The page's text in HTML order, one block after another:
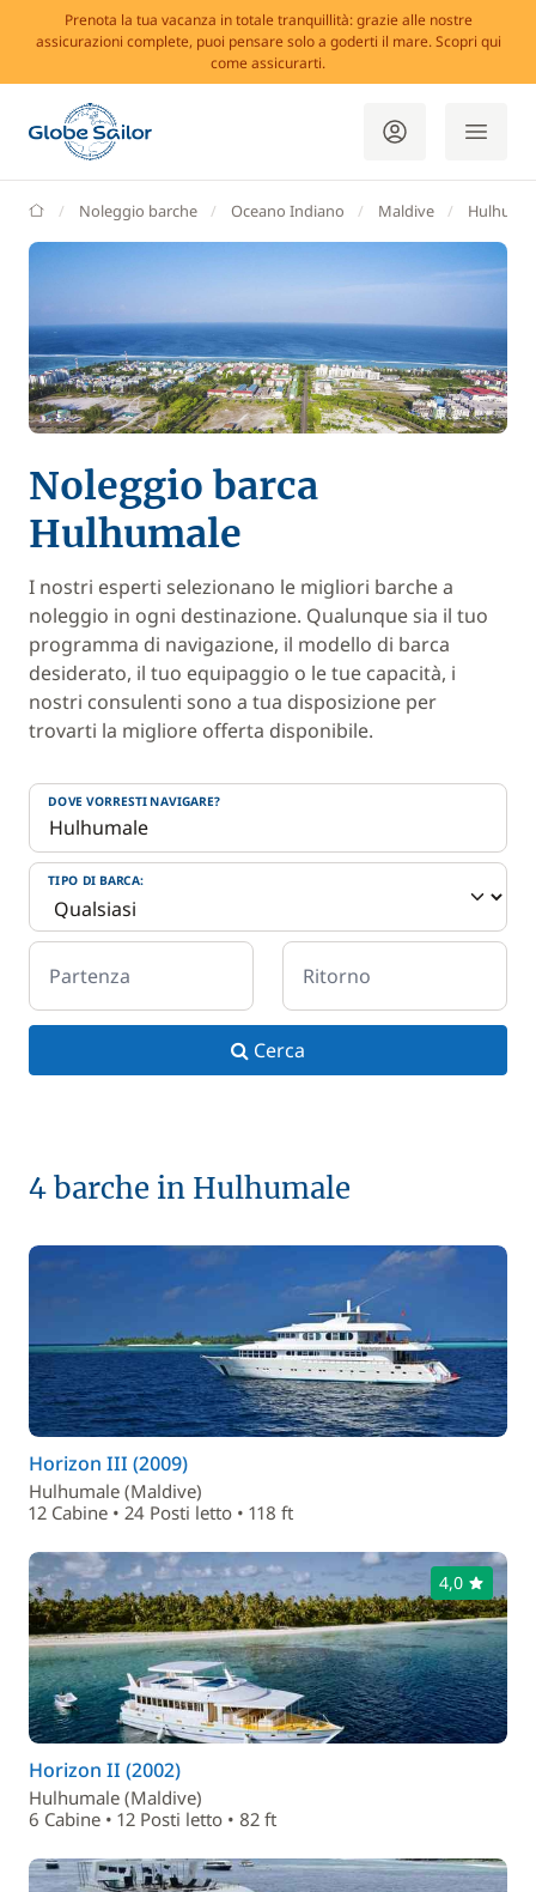
Prenota la tua vacanza in totale tranquillità: grazie alle nostre
assicurazioni complete, puoi pensare solo a goderti il mare. Scopri qui
come assicurarti.
GlobeSailor
Noleggio barche Oceano Indiano Maldive
Noleggio barca
Hulhumale
I nostri esperti selezionano le migliori barche a
noleggio in ogni destinazione. Qualunque sia il tuo
programma di navigazione, il modello di barca
desiderato, il tuo equipaggio o le tue capacità, i
nostri consulenti sono a tua disposizione per
trovarti la migliore offerta disponibile.
DOVE VORRESTI NAVIGARE?
TIPO DI BARCA:
Partenza Ritorno
Cerca
4 barche in Hulhumale
Horizon III (2009)
Hulhumale (Maldive)
12 Cabine • 24 Posti letto • 118 ft
4,0
Horizon II (2002)
Hulhumale (Maldive)
6 Cabine • 12 Posti letto • 82 ft